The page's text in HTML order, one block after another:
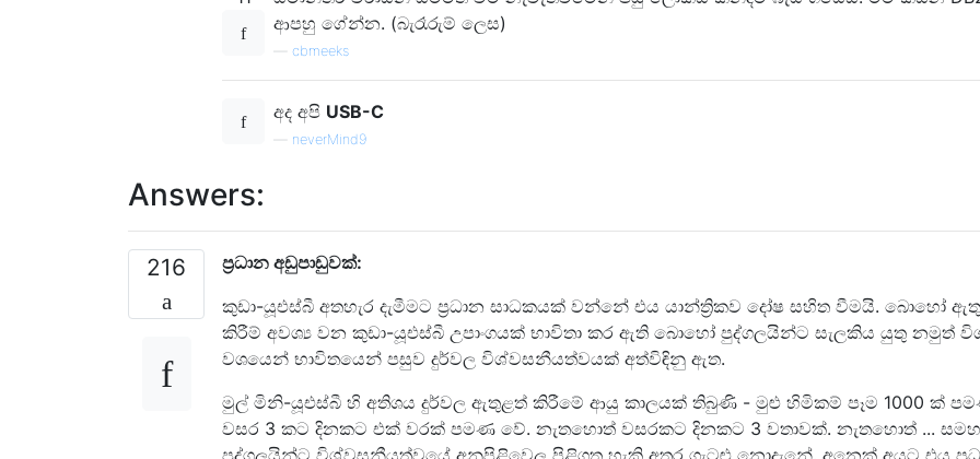
ආපහු ගේන්න. (බැරෑරුම් ලෙස)
cbmeeks
අද අපි USB-C
neverMind9
Answers:
216
ප්‍රධාන අඩුපාඩුවක්:
කුඩා-යූඑස්බී අතහැර දැමීමට ප්‍රධාන සාධකයක් වන්නේ එය යාන්ත්‍රිකව දෝෂ සහිත වීමයි. බොහෝ
කිරීම් අවශ්‍ය වන කුඩා-යූඑස්බී උපාංගයක් භාවිතා කර ඇති බොහෝ පුද්ගලයින්ට සැලකිය යුතු නමුත්
වශයෙන් භාවිතයෙන් පසුව දුර්වල විශ්වසනීයත්වයක් අත්විඳිනු ඇත.
මුල් මිනි-යූඑස්බී හි අතිශය දුර්වල ඇතුළත් කිරීමේ ආයු කාලයක් තිබුණි - මුළු හිමිකම් පෑම 1000 ක්
වසර 3 කට දිනකට එක් වරක් පමණ වේ. නැතහොත් වසරකට දිනකට 3 වතාවක්. නැතහොත් ...
පුද්ගලයින්ට විශ්වසනීයත්වයේ අනුපිළිවෙල පිළිගත හැකි අතර ගැටළු නොදැනේ. අනෙක් අයට එය